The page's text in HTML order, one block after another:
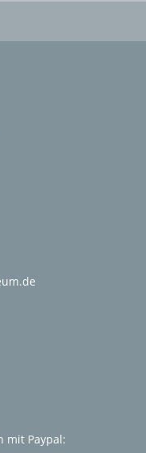
mit Paypal: